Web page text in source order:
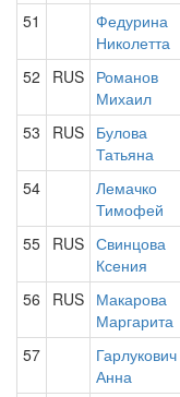
51
Федурина
Николетта
52 RUS Романов
Михаил
53 RUS Булова
Татьяна
54
Лемачко
Тимофей
55 RUS Свинцова
Ксения
56 RUS Макарова
Маргарита
57
Гарлукович
Анна